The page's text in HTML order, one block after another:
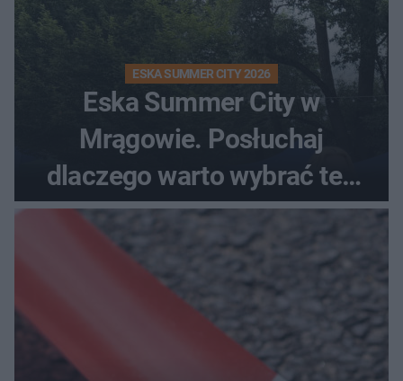
ESKA SUMMER CITY 2026
Eska Summer City w
Mrągowie. Posłuchaj
dlaczego warto wybrać ten
kierunek na urlop!